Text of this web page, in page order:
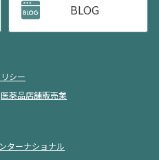
BLOG
シー
医薬品店舗販売業
ターナショナル